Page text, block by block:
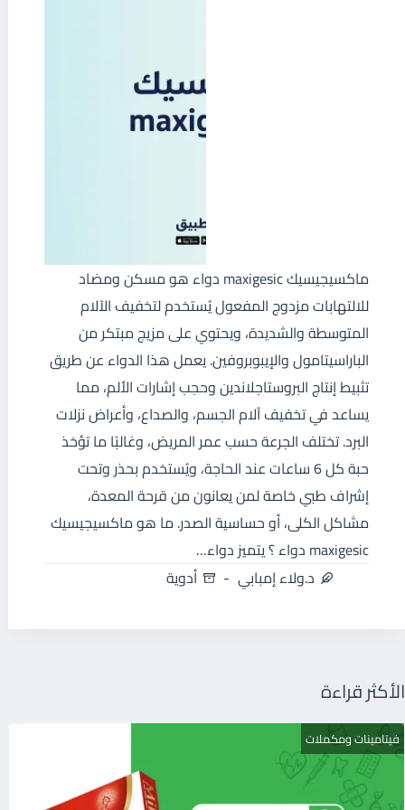
ماكسيجيسيك maxigesic دواء هو مسكن ومضاد
للالتهابات مزدوج المفعول يُستخدم لتخفيف الآلام
المتوسطة والشديدة، ويحتوي على مزيج مبتكر من
الباراسيتامول والإيبوبروفين. يعمل هذا الدواء عن طريق
تثبيط إنتاج البروستاجلاندين وحجب إشارات الألم، مما
يساعد في تخفيف آلام الجسم، والصداع، وأعراض نزلات
البرد. تختلف الجرعة حسب عمر المريض، وغالبًا ما تؤخذ
حبة كل 6 ساعات عند الحاجة، ويُستخدم بحذر وتحت
إشراف طبي خاصة لمن يعانون من قرحة المعدة،
مشاكل الكلى، أو حساسية الصدر. ما هو ماكسيجيسيك
maxigesic دواء ؟ يتميز دواء…
د.ولاء إمبابي
أدوية
الأكثر قراءة
فيتامينات ومكملات